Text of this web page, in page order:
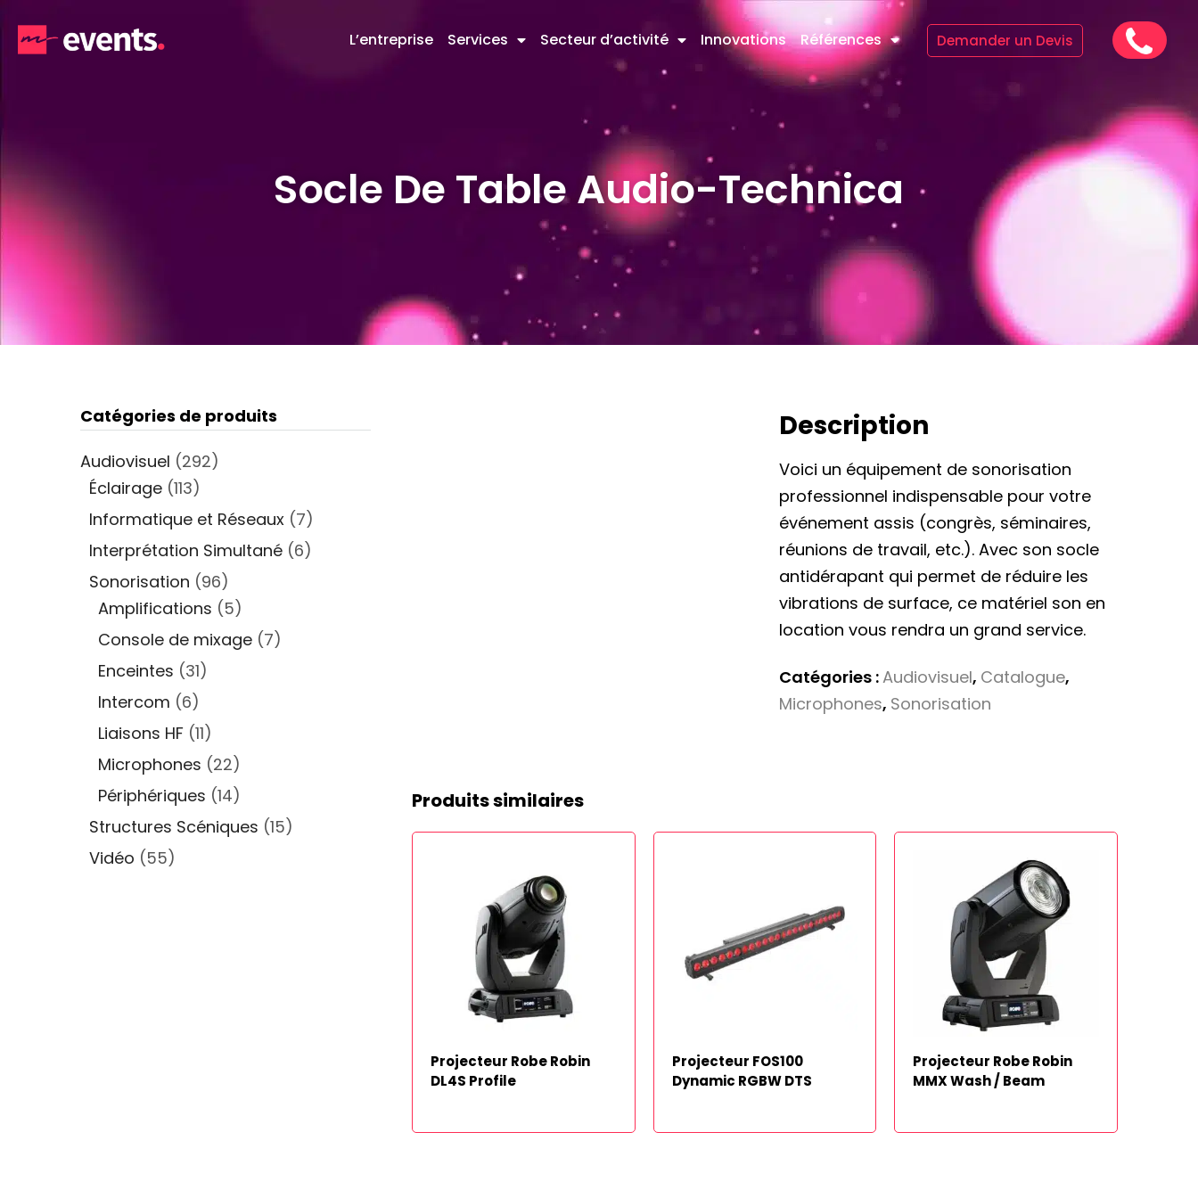
L’entreprise Services Secteur d’activité Innovations Références Demander un Devis
Socle De Table Audio-Technica
Description
Voici un équipement de sonorisation
professionnel indispensable pour votre
événement assis (congrès, séminaires,
réunions de travail, etc.). Avec son socle
antidérapant qui permet de réduire les
vibrations de surface, ce matériel son en
location vous rendra un grand service.
Catégories :Audiovisuel, Catalogue,
Microphones, Sonorisation
Produits similaires
Projecteur Robe Robin
DL4S Profile
Projecteur FOS100
Dynamic RGBW DTS
Projecteur Robe Robin
MMX Wash / Beam
Catégories de produits
Audiovisuel (292)
Éclairage (113)
Informatique et Réseaux (7)
Interprétation Simultané (6)
Sonorisation (96)
Amplifications (5)
Console de mixage (7)
Enceintes (31)
Intercom (6)
Liaisons HF (11)
Microphones (22)
Périphériques (14)
Structures Scéniques (15)
Vidéo (55)